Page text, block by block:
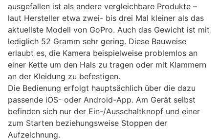
ausgefallen ist als andere vergleichbare Produkte –
laut Hersteller etwa zwei- bis drei Mal kleiner als das
aktuellste Modell von GoPro. Auch das Gewicht ist mit
lediglich 52 Gramm sehr gering. Diese Bauweise
erlaubt es, die Kamera beispielweise problemlos an
einer Kette um den Hals zu tragen oder mit Klammern
an der Kleidung zu befestigen.
Die Bedienung erfolgt hauptsächlich über die dazu
passende iOS- oder Android-App. Am Gerät selbst
befinden sich nur der Ein-/Ausschaltknopf und einer
zum Starten beziehungsweise Stoppen der
Aufzeichnung.